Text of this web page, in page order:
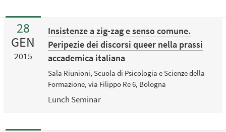
28
GEN
2015
Insistenze a zig-zag e senso comune.
Peripezie dei discorsi queer nella prassi
accademica italiana
Sala Riunioni, Scuola di Psicologia e Scienze della
Formazione, via Filippo Re 6, Bologna
Lunch Seminar